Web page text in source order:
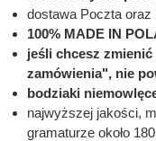
dostawa Poczta oraz
100% MADE IN
jeśli chcesz
zamówienia", nie
bodziaki
najwyższej jakości,
gramaturze około